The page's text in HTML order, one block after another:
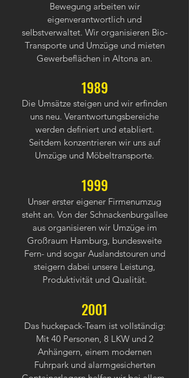
Bewegung arbeiten wir
eigenverantwortlich und
selbstverwaltet. Wir organisieren Bio-
Transporte und Umzüge und mieten
Gewerbeflächen in Altona an.
1989
Die Umsätze steigen und wir erfinden
uns neu. Verantwortungsbereiche
werden definiert und etabliert.
Seitdem konzentrieren wir uns auf
Umzüge und Möbeltransporte.
1999
Unser erster eigener Firmenumzug
steht an. Von der Schnackenburgallee
aus organisieren wir Umzüge im
Großraum Hamburg, bundesweite
Fern- und sogar Auslandstouren und
steigern dabei unsere Leistung,
Produktivität und Qualität.
2001
Das huckepack-Team ist vollständig:
Mit 40 Personen, 8 LKW und 2
Anhängern, einem modernen
Fuhrpark und alarmgesicherten